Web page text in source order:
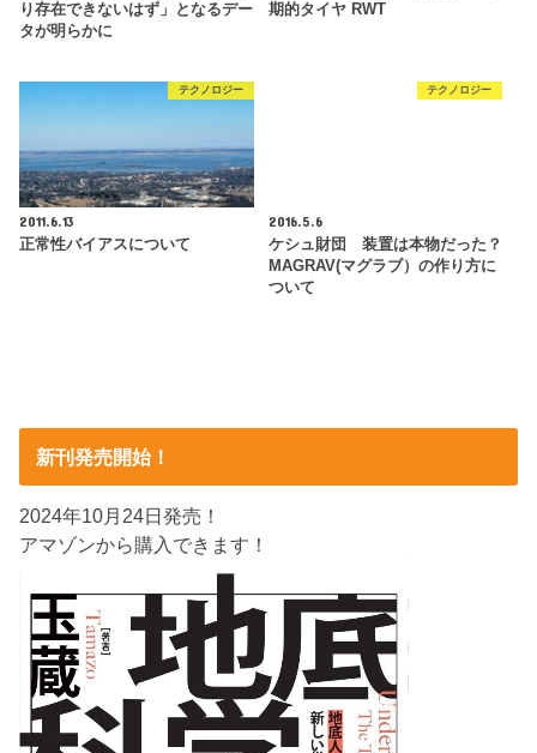
り存在できないはず」となるデー
タが明らかに
期的タイヤ RWT
テクノロジー
2011.6.13
正常性バイアスについて
テクノロジー
2016.5.6
ケシュ財団 装置は本物だった？
MAGRAV(マグラブ）の作り方に
ついて
新刊発売開始！
2024年10月24日発売！
アマゾンから購入できます！